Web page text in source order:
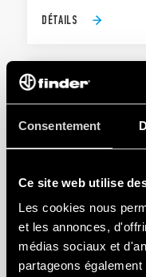
Consentement
Ce site web utilise
Les cookies nous
et les annonces,
médias sociaux et
partageons
DÉTAILS
TYPE 15.71 -
Puissance
7 fonctions